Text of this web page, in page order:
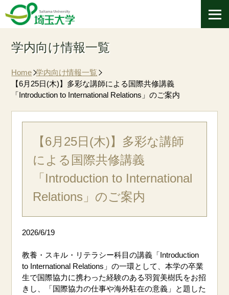
学内向け情報一覧
Home 学内向け情報一覧
【6月25日(木)】多彩な講師による国際共修講義
「Introduction to International Relations」のご案内
【6月25日(木)】多彩な講師
による国際共修講義
「Introduction to International
Relations」のご案内
2026/6/19
教養・スキル・リテラシー科目の講義「Introduction
to International Relations」の一環として、本学の卒業
生で国際協力に携わった経験のある羽賀美樹氏をお招
きし、「国際協力の仕事や海外駐在の意義」と題した